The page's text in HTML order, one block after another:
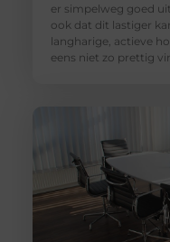
er simpelweg goed
ook dat dit lastiger
langharige, actieve
eens niet zo prettig